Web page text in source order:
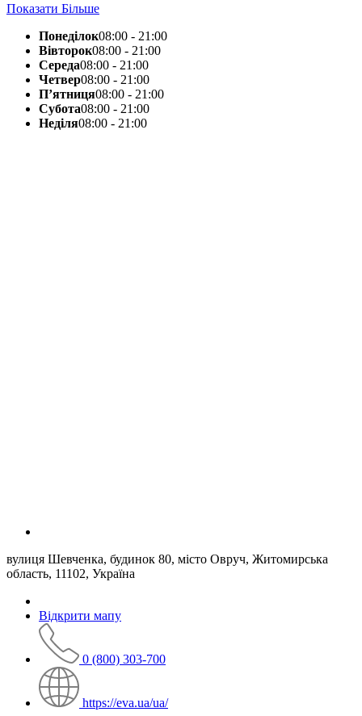
Показати Більше
Понеділок08:00 - 21:00
Вівторок08:00 - 21:00
Середа08:00 - 21:00
Четвер08:00 - 21:00
П’ятниця08:00 - 21:00
Субота08:00 - 21:00
Неділя08:00 - 21:00
вулиця Шевченка, будинок 80, місто Овруч, Житомирська
область, 11102, Україна
Відкрити мапу
0 (800) 303-700
https://eva.ua/ua/